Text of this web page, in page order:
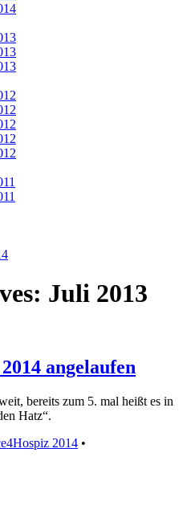
Juli 2013
angelaufen
bereits zum 5. mal heißt es in
Hatz“.
2014 •